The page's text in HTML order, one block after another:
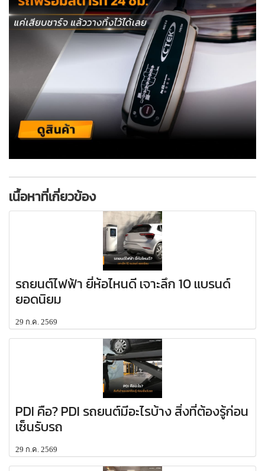
เนื้อหาที่เกี่ยวข้อง
รถยนต์ไฟฟ้า ยี่ห้อไหนดี เจาะลึก 10 แบรนด์
ยอดนิยม
29 ก.ค. 2569
PDI คือ? PDI รถยนต์มีอะไรบ้าง สิ่งที่ต้องรู้ก่อน
เซ็นรับรถ
29 ก.ค. 2569